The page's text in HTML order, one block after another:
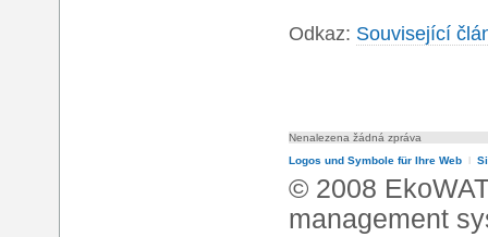
Odkaz: Související
Nenalezena žádná zpráva
Logos und Symbole für Ihre Web l
© 2008
management